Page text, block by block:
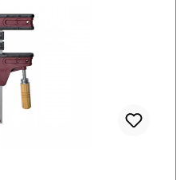
Transport und
und Montagearbeiten
6,7
25,4